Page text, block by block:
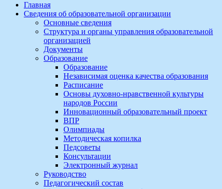
Главная
Сведения об образовательной организации
Основные сведения
Структура и органы управления образовательной
организацией
Документы
Образование
Образование
Независимая оценка качества образования
Расписание
Основы духовно-нравственной культуры
народов России
Инновационный образовательный проект
ВПР
Олимпиады
Методическая копилка
Педсоветы
Консультации
Электронный журнал
Руководство
Педагогический состав